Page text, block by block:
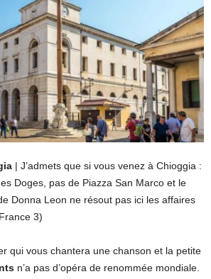
| J’admets que si vous venez à Chioggia :
Doges, pas de Piazza San Marco et le
Donna Leon ne résout pas ici les affaires
3)
qui vous chantera une chanson et la petite
n’a pas d’opéra de renommée mondiale.